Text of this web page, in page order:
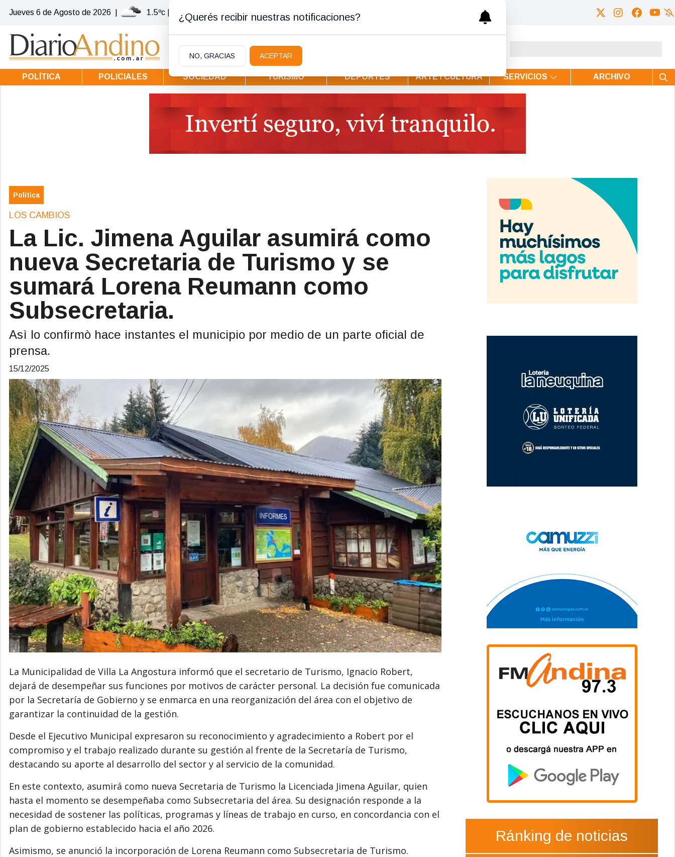
Jueves 6 de Agosto de 2026 1.5ºc | Villa la Angostura
POLÍTICA POLICIALES SOCIEDAD TURISMO DEPORTES ARTE / CULTURA SERVICIOS ARCHIVO
Política
LOS CAMBIOS
La Lic. Jimena Aguilar asumirá como
nueva Secretaria de Turismo y se
sumará Lorena Reumann como
Subsecretaria.
Asì lo confirmò hace instantes el municipio por medio de un parte oficial de
prensa.
15/12/2025
La Municipalidad de Villa La Angostura informó que el secretario de Turismo, Ignacio Robert,
dejará de desempeñar sus funciones por motivos de carácter personal. La decisión fue comunicada
por la Secretaría de Gobierno y se enmarca en una reorganización del área con el objetivo de
garantizar la continuidad de la gestión.
Desde el Ejecutivo Municipal expresaron su reconocimiento y agradecimiento a Robert por el
compromiso y el trabajo realizado durante su gestión al frente de la Secretaría de Turismo,
destacando su aporte al desarrollo del sector y al servicio de la comunidad.
En este contexto, asumirá como nueva Secretaria de Turismo la Licenciada Jimena Aguilar, quien
hasta el momento se desempeñaba como Subsecretaria del área. Su designación responde a la
necesidad de sostener las políticas, programas y líneas de trabajo en curso, en concordancia con el
plan de gobierno establecido hacia el año 2026.
Asimismo, se anunció la incorporación de Lorena Reumann como Subsecretaria de Turismo.
Ránking de noticias
¿Querés recibir nuestras notificaciones?
NO, GRACIAS ACEPTAR